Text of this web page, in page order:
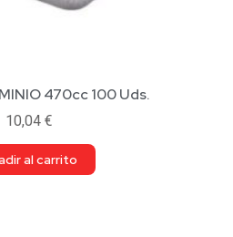
470cc 100 Uds.
10,04 €
al carrito